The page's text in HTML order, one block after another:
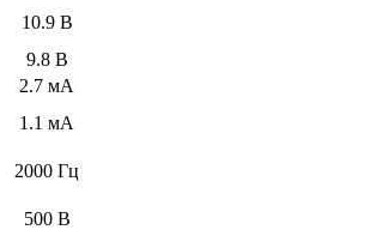
10.9 В
9.8 В
2.7 мА
1.1 мА
2000 Гц
500 В